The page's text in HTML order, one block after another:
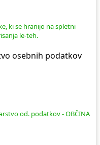
ki se hranijo na spletni
le-teh.
osebnih podatkov
od. podatkov - OBČINA